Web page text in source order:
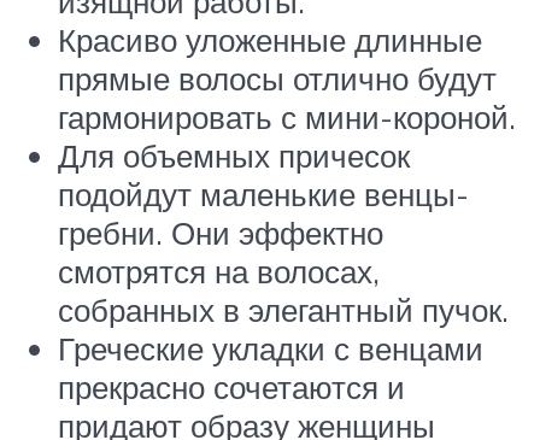
Красиво уложенные длинные
прямые волосы отлично будут
гармонировать с мини-короной.
Для объемных причесок
подойдут маленькие венцы-
гребни. Они эффектно
смотрятся на волосах,
собранных в элегантный пучок.
Греческие укладки с венцами
прекрасно сочетаются и
придают образу женщины